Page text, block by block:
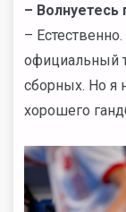
– Волнуетесь
–
официальный
сборных. Но я
хорошего